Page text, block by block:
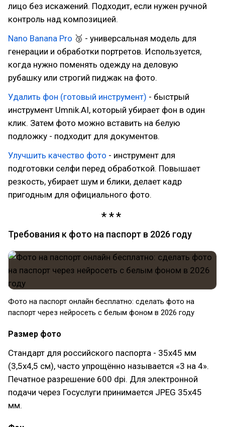
лицо без искажений. Подходит, если нужен ручной
контроль над композицией.
Nano Banana Pro 🥉 - универсальная модель для
генерации и обработки портретов. Используется,
когда нужно поменять одежду на деловую
рубашку или строгий пиджак на фото.
Удалить фон (готовый инструмент) - быстрый
инструмент Umnik.AI, который убирает фон в один
клик. Затем фото можно вставить на белую
подложку - подходит для документов.
Улучшить качество фото - инструмент для
подготовки селфи перед обработкой. Повышает
резкость, убирает шум и блики, делает кадр
пригодным для официального фото.
Требования к фото на паспорт в 2026 году
Фото на паспорт онлайн бесплатно: сделать фото на
паспорт через нейросеть с белым фоном в 2026 году
Размер фото
Стандарт для российского паспорта - 35х45 мм
(3,5х4,5 см), часто упрощённо называется «3 на 4».
Печатное разрешение 600 dpi. Для электронной
подачи через Госуслуги принимается JPEG 35х45
мм.